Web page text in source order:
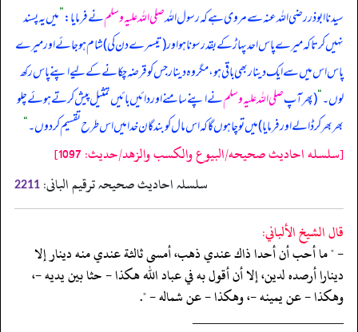
سیدنا ابوذر رضی اللہ عنہ سے مروی ہے کہ رسول اللہصلی اللہ علیہ وسلمنے فرمایا:”میں یہ پسند
نہیں کرتا کہ میرے پاس احد پہاڑ کے بقدر سونا ہو اور (تیسرے دن کی) شام ہو جائے اور میرے
پاس اس میں سے ایک دینار بھی باقی ہو، مگر وہ دینار جس کو قرضہ چکانے کے لیے اپنے پاس رکھ
لوں۔“(پھر آپصلی اللہ علیہ وسلمنے اپنے سامنے اور دائیں بائیں تمثیل پیش کرتے ہوئے چلو
بھر بھر کر ڈالے اور فرمایا) میں تو چاہوں گا کہ اس مال کو بندگان خدا میں اس طرح تقسیم کر دوں۔“
[سلسله احاديث صحيحه/البيوع والكسب والزهد/حدیث: 1097]
سلسلہ احادیث صحیحہ ترقیم البانی: 2211
قال الشيخ الألباني:
- " ما أحب أن أحدا ذاك عندي ذهب، أمسى ثالثة عندي منه دينار إلا
دينارا أرصده لدين، إلا أن أقول به في عباد الله هكذا - حثا بين يديه -،
وهكذا - عن يمينه -، وهكذا - عن شماله - ".
‏‏‏‏_____________________